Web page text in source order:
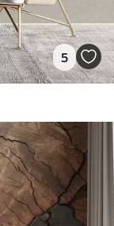
5